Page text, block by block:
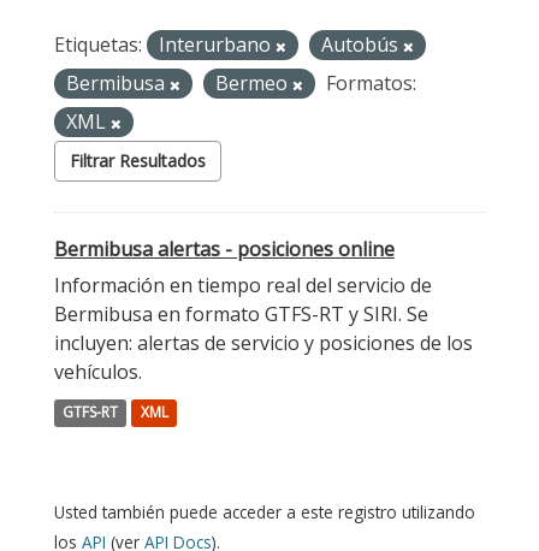
Etiquetas: Interurbano
Autobús
Bermibusa
Bermeo
Formatos:
XML
Filtrar Resultados
Bermibusa alertas - posiciones online
Información en tiempo real del servicio de
Bermibusa en formato GTFS-RT y SIRI. Se
incluyen: alertas de servicio y posiciones de los
vehículos.
GTFS-RT XML
Usted también puede acceder a este registro utilizando
los API (ver API Docs).